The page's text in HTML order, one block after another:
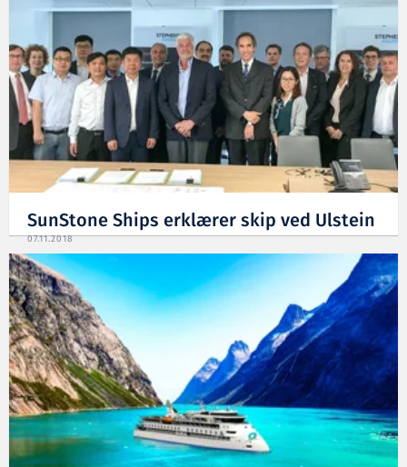
SunStone Ships erklærer skip ved Ulstein
07.11.2018